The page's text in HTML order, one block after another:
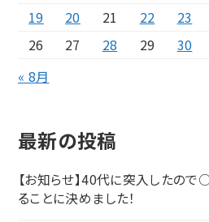
19
20 21 22 23
26
27 28 29
30
« 8月
最新の投稿
【お知らせ】40代に突入した
ることに決めました！